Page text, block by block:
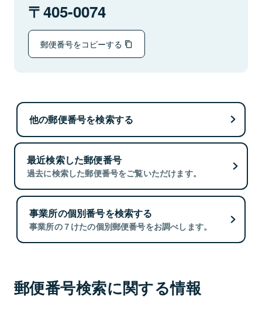
405-0074
郵便番号をコピーする
他の郵便番号を検索する
最近検索した郵便番号
過去に検索した郵便番号をご覧いただけます。
事業所の個別番号を検索する
事業所の７けたの個別郵便番号をお調べします。
郵便番号検索に関する情報